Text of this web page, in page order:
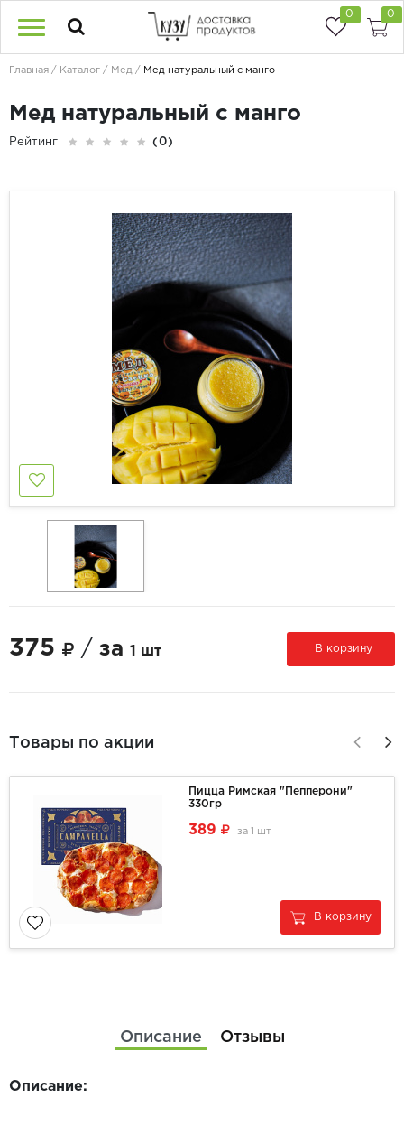
0 0
Главная Каталог Мед Мед натуральный с манго
Мед натуральный с манго
Рейтинг (0)
375 / за 1 шт В корзину
Товары по акции
Пицца Римская "Пепперони"
330гр
389 за 1 шт
В корзину
Описание Отзывы
Описание: